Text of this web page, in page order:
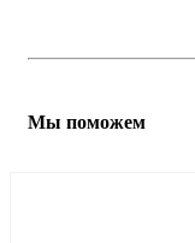
Мы поможем